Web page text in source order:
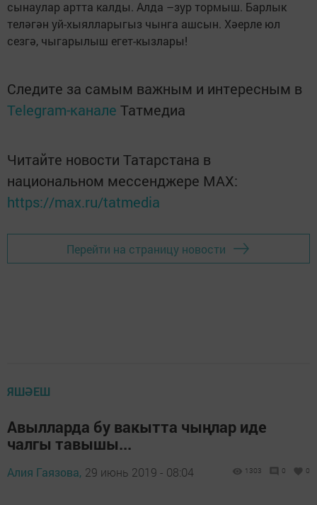
сынаулар артта калды. Алда –зур тормыш. Барлык
теләгән уй-хыялларыгыз чынга ашсын. Хәерле юл
сезгә, чыгарылыш егет-кызлары!
Следите за самым важным и интересным в
Telegram-канале Татмедиа
Читайте новости Татарстана в
национальном мессенджере MАХ:
https://max.ru/tatmedia
Перейти на страницу новости
ЯШӘЕШ
Авылларда бу вакытта чыңлар иде
чалгы тавышы...
Алия Гаязова, 29 июнь 2019 - 08:04 1303 0 0